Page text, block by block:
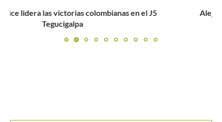
Alejandro Arcila y Salvador Price están en cuartos de